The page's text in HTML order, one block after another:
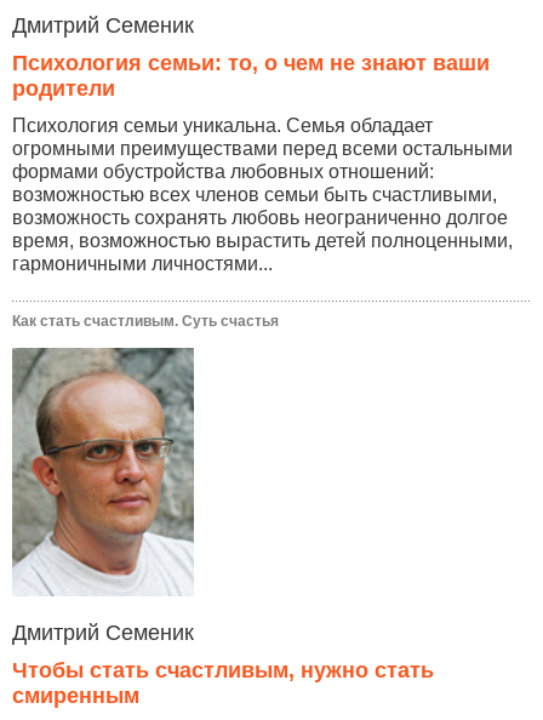
Дмитрий Семеник
Психология семьи: то, о чем не знают ваши
родители
Психология семьи уникальна. Семья обладает
огромными преимуществами перед всеми остальными
формами обустройства любовных отношений:
возможностью всех членов семьи быть счастливыми,
возможность сохранять любовь неограниченно долгое
время, возможностью вырастить детей полноценными,
гармоничными личностями...
Как стать счастливым. Суть счастья
Дмитрий Семеник
Чтобы стать счастливым, нужно стать
смиренным